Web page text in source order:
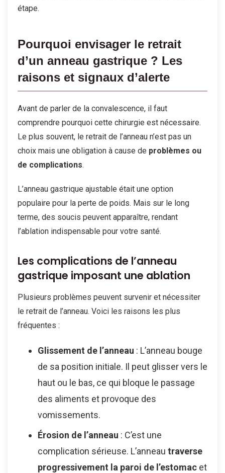
étape.
Pourquoi envisager le retrait
d’un anneau gastrique ? Les
raisons et signaux d’alerte
Avant de parler de la convalescence, il faut
comprendre pourquoi cette chirurgie est nécessaire.
Le plus souvent, le retrait de l’anneau n’est pas un
choix mais une obligation à cause de problèmes ou
de complications.
L’anneau gastrique ajustable était une option
populaire pour la perte de poids. Mais sur le long
terme, des soucis peuvent apparaître, rendant
l’ablation indispensable pour votre santé.
Les complications de l’anneau
gastrique imposant une ablation
Plusieurs problèmes peuvent survenir et nécessiter
le retrait de l’anneau. Voici les raisons les plus
fréquentes :
Glissement de l’anneau : L’anneau bouge
de sa position initiale. Il peut glisser vers le
haut ou le bas, ce qui bloque le passage
des aliments et provoque des
vomissements.
Érosion de l’anneau : C’est une
complication sérieuse. L’anneau traverse
progressivement la paroi de l’estomac et